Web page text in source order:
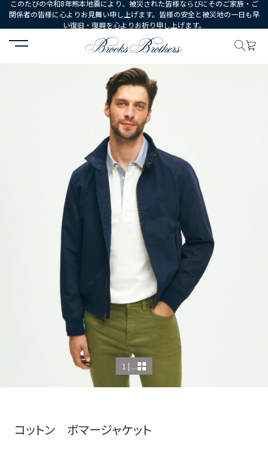
このたびの令和8年熊本地震により、被災された皆様ならびにそのご家族・ご
関係者の皆様に心よりお見舞い申し上げます。皆様の安全と被災地の一日も早
い復旧・復興を心よりお祈り申し上げます。
HOME ウェア アウターウェア コットン ボマージャケッ
1 | ...
コットン ボマージャケット